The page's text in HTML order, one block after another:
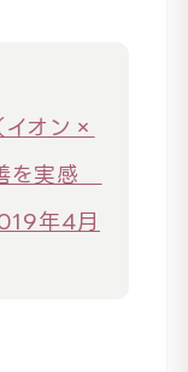
イオン×
を実感
年4月